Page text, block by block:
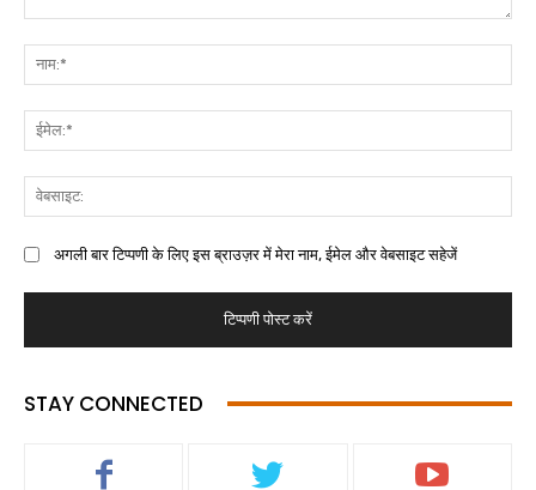
अगली बार टिप्पणी के लिए इस ब्राउज़र में मेरा नाम, ईमेल और वेबसाइट सहेजें
STAY CONNECTED